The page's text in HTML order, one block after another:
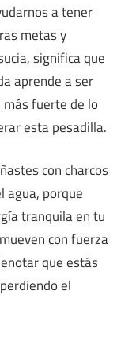
a tener
metas y
significa que
aprende a ser
fuerte de lo
esta pesadilla.
con charcos
agua, porque
tranquila en tu
con fuerza
que estás
el